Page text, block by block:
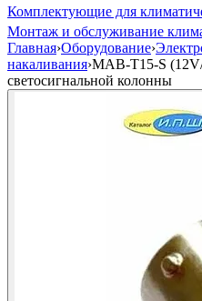
Комплектующие для
Монтаж и обслуживание
Главная›Оборудование›
накаливания›MAB-T15-S
светосигнальной колонны